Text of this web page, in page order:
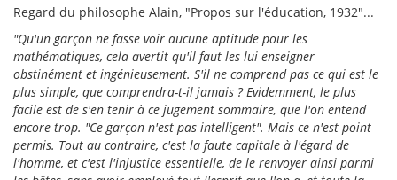
Regard du philosophe Alain, "Propos sur l'éducation, 1932"...
"Qu'un garçon ne fasse voir aucune aptitude pour les
mathématiques, cela avertit qu'il faut les lui enseigner
obstinément et ingénieusement. S'il ne comprend pas ce qui est le
plus simple, que comprendra-t-il jamais ? Evidemment, le plus
facile est de s'en tenir à ce jugement sommaire, que l'on entend
encore trop. "Ce garçon n'est pas intelligent". Mais ce n'est point
permis. Tout au contraire, c'est la faute capitale à l'égard de
l'homme, et c'est l'injustice essentielle, de le renvoyer ainsi parmi